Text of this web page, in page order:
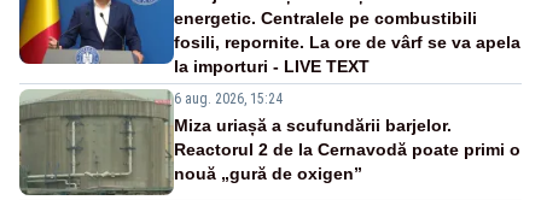
energetic. Centralele pe combustibili
fosili, repornite. La ore de vârf se va apela
la importuri - LIVE TEXT
6 aug. 2026, 15:24
Miza uriașă a scufundării barjelor.
Reactorul 2 de la Cernavodă poate primi o
nouă „gură de oxigen”